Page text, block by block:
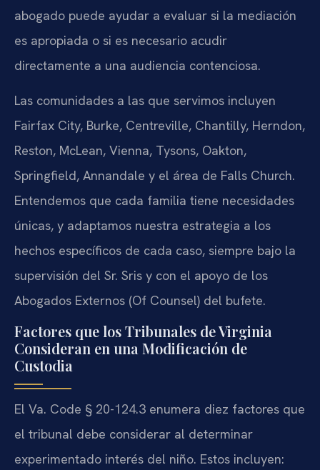
abogado puede ayudar a evaluar si la mediación
es apropiada o si es necesario acudir
directamente a una audiencia contenciosa.
Las comunidades a las que servimos incluyen
Fairfax City, Burke, Centreville, Chantilly, Herndon,
Reston, McLean, Vienna, Tysons, Oakton,
Springfield, Annandale y el área de Falls Church.
Entendemos que cada familia tiene necesidades
únicas, y adaptamos nuestra estrategia a los
hechos específicos de cada caso, siempre bajo la
supervisión del Sr. Sris y con el apoyo de los
Abogados Externos (Of Counsel) del bufete.
Factores que los Tribunales de Virginia
Consideran en una Modificación de
Custodia
El Va. Code § 20-124.3 enumera diez factores que
el tribunal debe considerar al determinar
experimentado interés del niño. Estos incluyen: